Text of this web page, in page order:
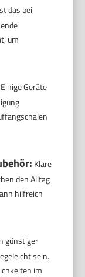
das bei
um
Einige Geräte
Klare
den Alltag
hilfreich
günstiger
sein.
im